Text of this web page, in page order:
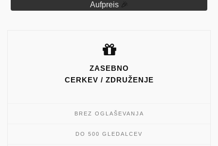
Aufpreis🎉
ZASEBNO
CERKEV / ZDRUŽENJE
BREZ OGLAŠEVANJA
DO 500 GLEDALCEV